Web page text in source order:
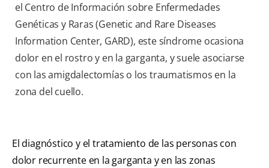
el Centro de Información sobre Enfermedades
Genéticas y Raras (Genetic and Rare Diseases
Information Center, GARD), este síndrome ocasiona
dolor en el rostro y en la garganta, y suele asociarse
con las amigdalectomías o los traumatismos en la
zona del cuello.
El diagnóstico y el tratamiento de las personas con
dolor recurrente en la garganta y en las zonas